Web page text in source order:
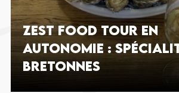
Zest food tour en
autonomie :
bretonnes